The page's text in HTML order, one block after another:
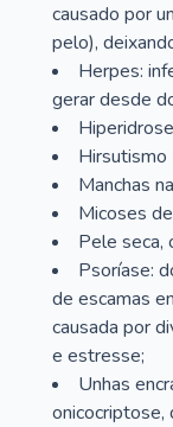
causado por
pelo),
Herpes:
gerar desde
Hirsutismo
Manchas
Micoses
Pele seca,
Psoríase:
de escamas
causada por
e estresse;
Unhas
onicocriptose,